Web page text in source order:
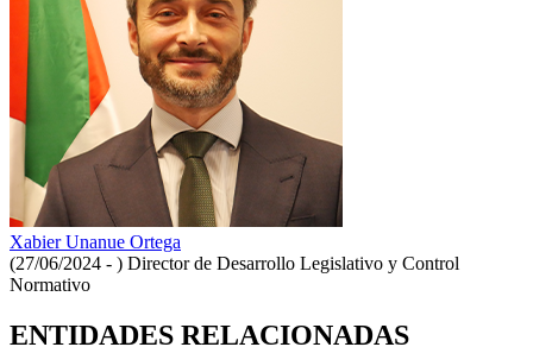
Xabier Unanue Ortega
(27/06/2024 - ) Director de Desarrollo Legislativo y Control
Normativo
ENTIDADES RELACIONADAS